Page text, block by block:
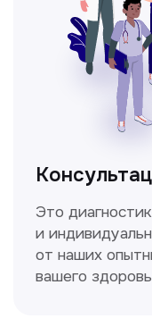
Высокоточный
позволяющий
изображения